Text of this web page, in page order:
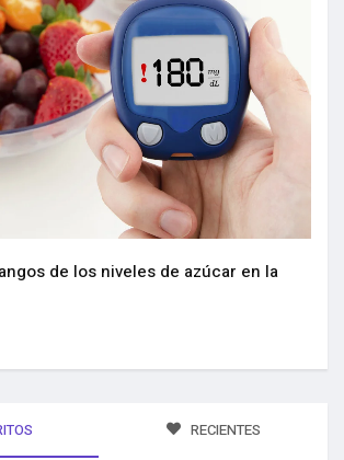
de los niveles de azúcar en la
RECIENTES